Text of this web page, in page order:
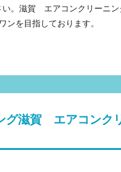
い。滋賀 エアコンクリー
を目指しております。
グ滋賀 エアコンク